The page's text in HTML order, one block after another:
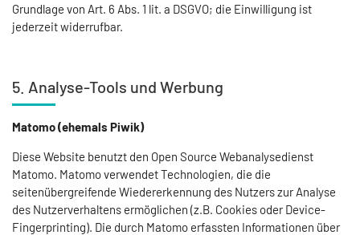
Grundlage von Art. 6 Abs. 1 lit. a DSGVO; die Einwilligung ist
jederzeit widerrufbar.
5. Analyse-Tools und Werbung
Matomo (ehemals Piwik)
Diese Website benutzt den Open Source Webanalysedienst
Matomo. Matomo verwendet Technologien, die die
seitenübergreifende Wiedererkennung des Nutzers zur Analyse
des Nutzerverhaltens ermöglichen (z.B. Cookies oder Device-
Fingerprinting). Die durch Matomo erfassten Informationen über